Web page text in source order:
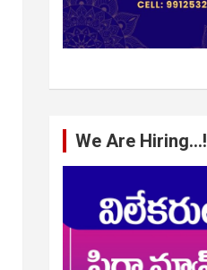
We Are Hiring…!